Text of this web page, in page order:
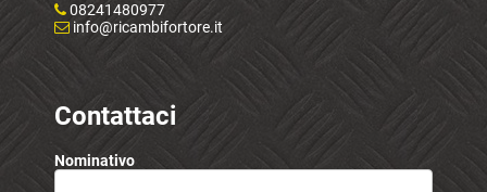
08241480977
info@ricambifortore.it
Contattaci
Nominativo